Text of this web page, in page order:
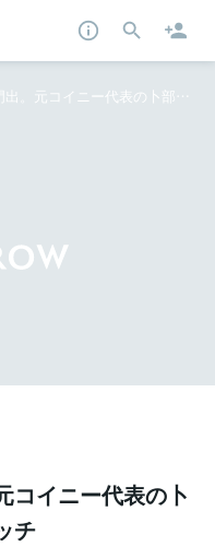
ペイミーの新しい門出。元コイニー代表の卜部氏へ、経営のバトンタッチ ──22年1~2月の注目人事情報
コイニー代表の卜
チ